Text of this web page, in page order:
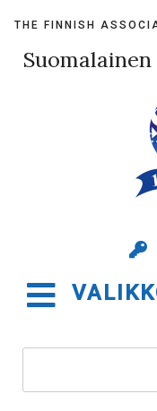
content
THE FINNISH